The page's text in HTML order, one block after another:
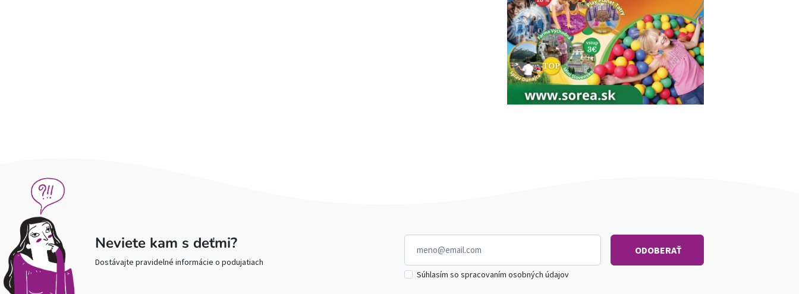
Neviete kam s deťmi?
Dostávajte pravidelné informácie o podujatiach
Súhlasím so spracovaním osobných údajov